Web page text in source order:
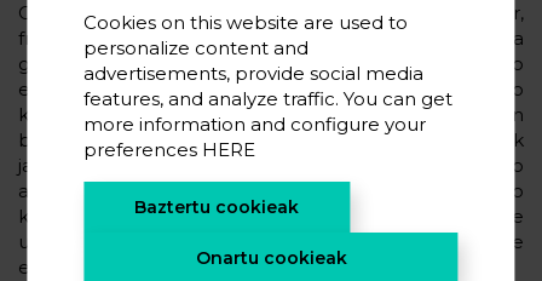
CIC energiGUNEn egindako ikerketa horri esker,
frogatu da elektrodo negatiboan eztainua eta
grafenoa erabiltzea energia-dentsitatea handitzeko
estrategia eraginkorra izan daitekeela, Li-ioneko
kondentsadoreen bizitza erabilgarria mantentzen den
bitartean, eta, gainera, bolumen-aldaketa handiak
jasaten dituzten material aktibo berriak erabiltzeko
atea ireki daitekeela. Horrela, esan dezakegu Li-ioneko
kondentsadoreak hautagai handiak direla orain arte
ustiatu gabeko energia biltegiratzeko irtenbide
eraginkorrak eta sendoak eskaintzeko.
Cookies on this website are used to
personalize content and
advertisements, provide social media
features, and analyze traffic. You can get
more information and configure your
preferences HERE
Baztertu cookieak
Onartu cookieak